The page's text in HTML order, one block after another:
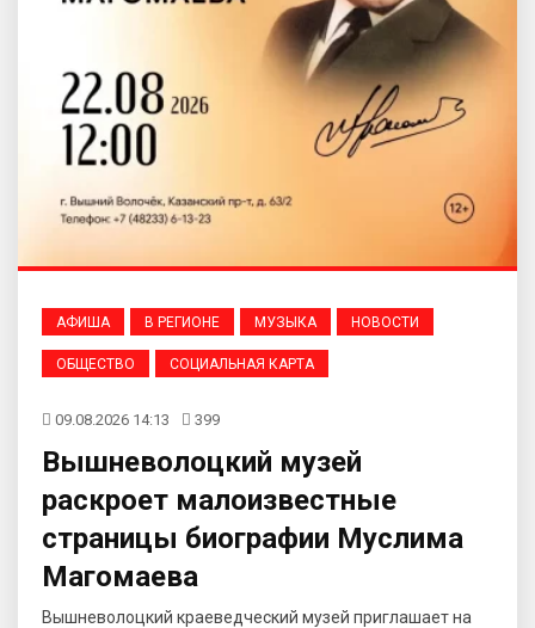
АФИША В РЕГИОНЕ МУЗЫКА НОВОСТИ
ОБЩЕСТВО СОЦИАЛЬНАЯ КАРТА
09.08.2026 14:13 399
Вышневолоцкий музей
раскроет малоизвестные
страницы биографии Муслима
Магомаева
Вышневолоцкий краеведческий музей приглашает на